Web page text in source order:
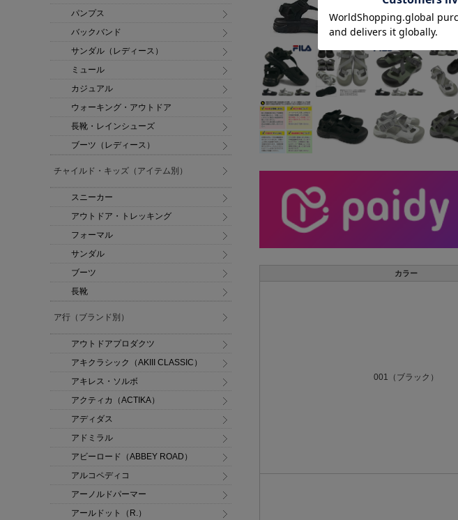
カラー
001（ブラック）
パンプス
バックバンド
サンダル（レディース）
ミュール
カジュアル
ウォーキング・アウトドア
長靴・レインシューズ
ブーツ（レディース）
チャイルド・キッズ（アイテム別）
スニーカー
アウトドア・トレッキング
フォーマル
サンダル
ブーツ
長靴
ア行（ブランド別）
アウトドアプロダクツ
アキクラシック（AKIII CLASSIC）
アキレス・ソルボ
アクティカ（ACTIKA）
アディダス
アドミラル
アビーロード（ABBEY ROAD）
アルコペディコ
アーノルドパーマー
アールドット（R.）